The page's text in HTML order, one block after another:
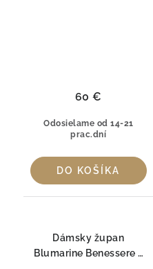
Odosielame od 14-21
prac.dní
60 €
DO KOŠÍKA
Dámsky župan
Blumarine Benessere s